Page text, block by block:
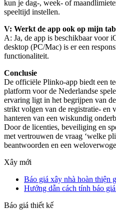
kun je dag-, week- of
speeltijd instellen.
V: Werkt de app ook op mijn
A: Ja, de app is beschikbaar voor
desktop (PC/Mac) is er een
functionaliteit.
Conclusie
De officiële Plinko-app biedt een
platform voor de Nederlandse
ervaring ligt in het begrijpen van
strikt volgen van de registratie- en
hanteren van een wiskundig
Door de licenties, beveiliging en
met vertrouwen de vraag ‘welke
beantwoorden en een
Xây mới
Báo giá xây nhà hoàn thiện
Hướng dẫn cách tính báo
Báo giá thiết kế